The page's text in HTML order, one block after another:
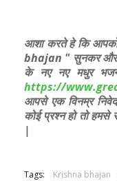
आशा करते हे कि
bhajan " सुनकर और
के नए नए मधुर
https://
आपसे एक विनम्र
कोई प्रश्न हो तो
|
Tags: Krishna bhajan